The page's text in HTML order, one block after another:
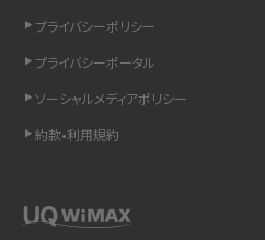
インスタのDMの送り方は？便利機能の使
LINEで送信取り消しをする方法は？相手に
詳しく解説
プライバシーポリシー
プライバシーポータル
ソーシャルメディアポリシー
約款•利用規約